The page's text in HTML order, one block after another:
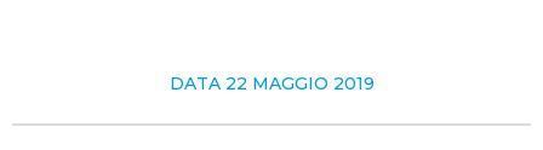
DATA 22 MAGGIO 2019